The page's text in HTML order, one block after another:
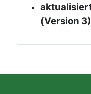
(Version 3)